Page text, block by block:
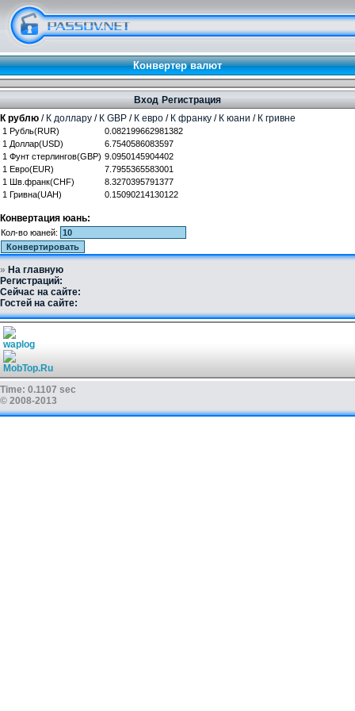
Конвертер валют
Вход Регистрация
К рублю / К доллару / К GBP / К евро / К франку / К юани / К гривне
1 Рубль(RUR)
0.082199662981382
1 Доллар(USD)
6.7540586083597
1 Фунт стерлингов(GBP) 9.0950145904402
1 Евро(EUR)
7.7955365583001
1 Шв.франк(CHF)
8.3270395791377
1 Гривна(UAH)
0.15090214130122
Конвертация юань:
Кол-во юаней:
» На главную
Регистраций:
Сейчас на сайте:
Гостей на сайте:
Time: 0.1107 sec
© 2008-2013